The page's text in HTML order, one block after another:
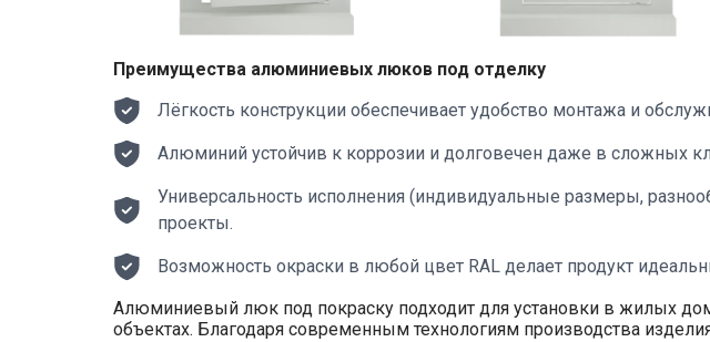
Преимущества алюминиевых люков под отделку
Лёгкость конструкции обеспечивает удобство монтажа и
Алюминий устойчив к коррозии и долговечен даже в сложных
Универсальность исполнения (индивидуальные размеры,
проекты.
Возможность окраски в любой цвет RAL делает продукт
Алюминиевый люк под покраску подходит для установки в жилых
объектах. Благодаря современным технологиям производства